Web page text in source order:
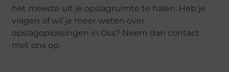
het meeste uit je opslagruimte te halen. Heb je
vragen of wil je meer weten over
opslagoplossingen in Oss? Neem dan contact
met ons op.